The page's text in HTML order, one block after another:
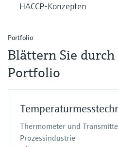
HACCP-Konzepten
Portfolio
Blättern Sie
Portfolio
Thermometer und
Prozessindustrie